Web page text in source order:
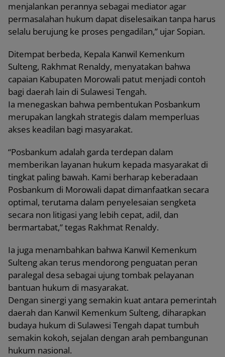
menjalankan perannya sebagai mediator agar
permasalahan hukum dapat diselesaikan tanpa harus
selalu berujung ke proses pengadilan,” ujar Sopian.
Ditempat berbeda, Kepala Kanwil Kemenkum
Sulteng, Rakhmat Renaldy, menyatakan bahwa
capaian Kabupaten Morowali patut menjadi contoh
bagi daerah lain di Sulawesi Tengah.
Ia menegaskan bahwa pembentukan Posbankum
merupakan langkah strategis dalam memperluas
akses keadilan bagi masyarakat.
“Posbankum adalah garda terdepan dalam
memberikan layanan hukum kepada masyarakat di
tingkat paling bawah. Kami berharap keberadaan
Posbankum di Morowali dapat dimanfaatkan secara
optimal, terutama dalam penyelesaian sengketa
secara non litigasi yang lebih cepat, adil, dan
bermartabat,” tegas Rakhmat Renaldy.
Ia juga menambahkan bahwa Kanwil Kemenkum
Sulteng akan terus mendorong penguatan peran
paralegal desa sebagai ujung tombak pelayanan
bantuan hukum di masyarakat.
Dengan sinergi yang semakin kuat antara pemerintah
daerah dan Kanwil Kemenkum Sulteng, diharapkan
budaya hukum di Sulawesi Tengah dapat tumbuh
semakin kokoh, sejalan dengan arah pembangunan
hukum nasional.